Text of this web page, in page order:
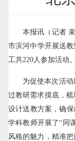
本报讯（记者
市滨河中学开展送
工共220人参加活动。
为促使本次活
过教研需求摸底，
设计送教方案，确
学科教师开展了“同
风格的魅力，精准